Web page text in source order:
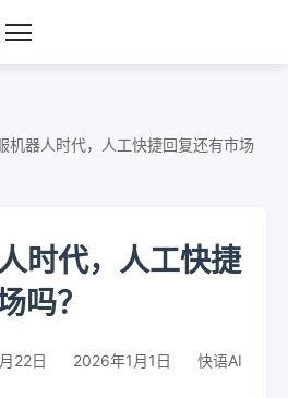
机器人时代，人工快捷回复还有市场
时代，人工快捷
吗？
22日 2026年1月1日
快语AI